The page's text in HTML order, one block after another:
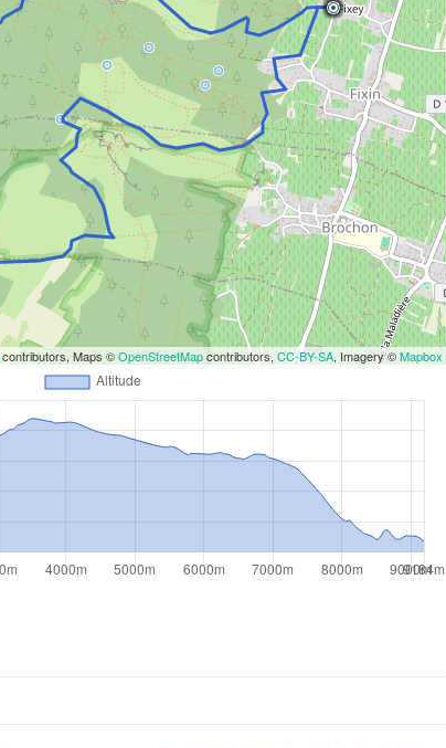
contributors, Maps ©OpenStreetMapcontributors,CC-BY-SA, Imagery ©Mapbox